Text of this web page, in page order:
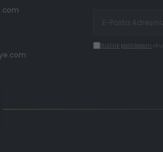
Gizlilik politikasını